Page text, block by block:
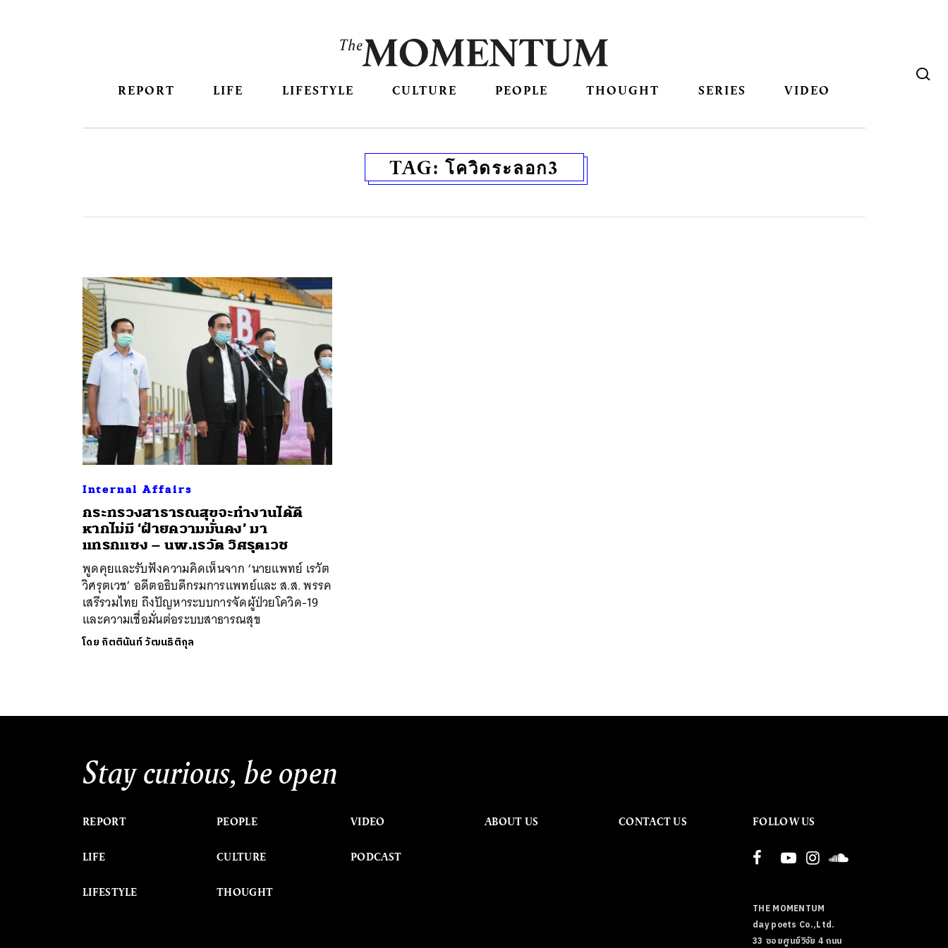
REPORT LIFE LIFESTYLE CULTURE PEOPLE THOUGHT SERIES VIDEO
TAG: โควิดระลอก3
Internal Affairs
กระทรวงสาธารณสุขจะทำงานได้ดี
หากไม่มี ‘ฝ่ายความมั่นคง’ มา
แทรกแซง – นพ.เรวัต วิศรุตเวช
พูดคุยและรับฟังความคิดเห็นจาก ‘นายแพทย์ เรวัต
วิศรุตเวช’ อดีตอธิบดีกรมการแพทย์และ ส.ส. พรรค
เสรีรวมไทย ถึงปัญหาระบบการจัดผู้ป่วยโควิด-19
และความเชื่อมั่นต่อระบบสาธารณสุข
โดย กิตตินันท์ วัฒนธิติกุล
Stay curious, be open
REPORT
LIFE
LIFESTYLE
PEOPLE
CULTURE
THOUGHT
VIDEO
PODCAST
ABOUT US CONTACT US FOLLOW US
THE MOMENTUM
day poets Co.,Ltd.
33 ซอยศูนย์วิจัย 4 ถนน